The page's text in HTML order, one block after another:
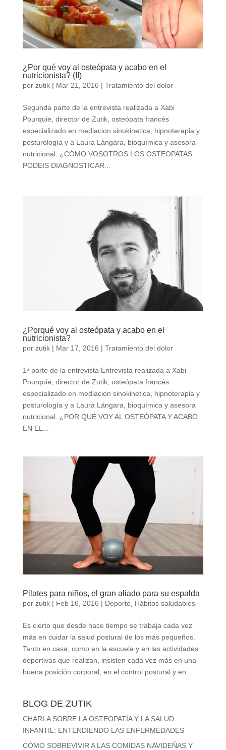
¿Por qué voy al osteópata y acabo en el
nutricionista? (II)
por zutik| Mar 21, 2016 | Tratamiento del dolor
Segunda parte de la entrevista realizada a Xabi
Pourquie, director de Zutik, osteópata francés
especializado en mediacion sinokinetica, hipnoterapia y
posturología y a Laura Lángara, bioquímica y asesora
nutricional. ¿CÓMO VOSOTROS LOS OSTEOPATAS
PODEIS DIAGNOSTICAR...
¿Porqué voy al osteópata y acabo en el
nutricionista?
por zutik| Mar 17, 2016 | Tratamiento del dolor
1ª parte de la entrevista Entrevista realizada a Xabi
Pourquie, director de Zutik, osteópata francés
especializado en mediacion sinokinetica, hipnoterapia y
posturología y a Laura Lángara, bioquímica y asesora
nutricional. ¿POR QUÉ VOY AL OSTEÓPATA Y ACABO
EN EL...
Pilates para niños, el gran aliado para su espalda
por zutik| Feb 16, 2016 | Deporte Hábitos saludables
Es cierto que desde hace tiempo se trabaja cada vez
más en cuidar la salud postural de los más pequeños.
Tanto en casa, como en la escuela y en las actividades
deportivas que realizan, insisten cada vez más en una
buena posición corporal, en el control postural y en...
BLOG DE ZUTIK
CHARLA SOBRE LA OSTEOPATÍA Y LA SALUD
INFANTIL: ENTENDIENDO LAS ENFERMEDADES
CÓMO SOBREVIVIR A LAS COMIDAS NAVIDEÑAS Y